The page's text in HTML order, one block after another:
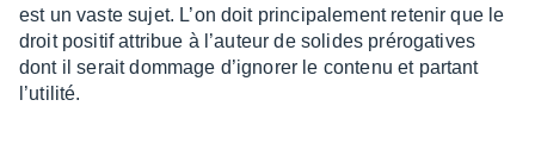
est un vaste sujet. L’on doit prin­ci­pa­le­ment rete­nir que le
droit posi­tif attri­bue à l’au­teur de solides préro­ga­tives
dont il serait dommage d’igno­rer le contenu et partant
l’uti­lité.